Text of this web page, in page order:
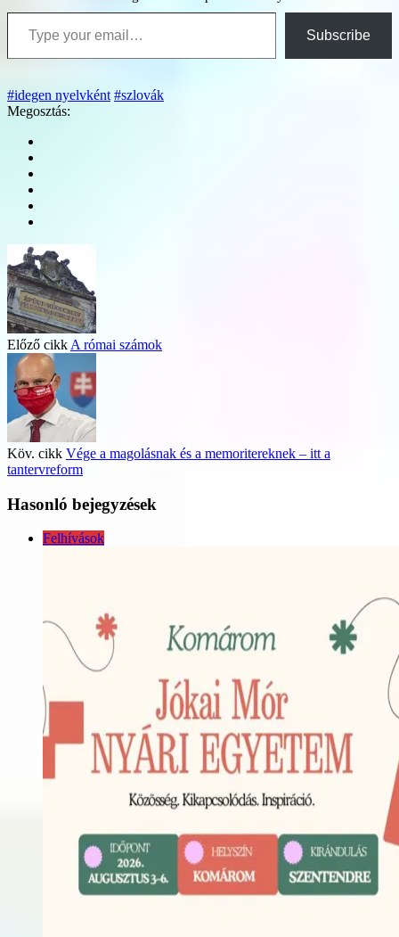
Type your email…
Subscribe
#idegen nyelvként #szlovák
Megosztás:
Előző cikk A római számok
Köv. cikk Vége a magolásnak és a memoritereknek – itt a
tantervreform
Hasonló bejegyzések
Felhívások